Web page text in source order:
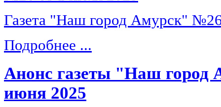
Газета "Наш город Амурск"
Подробнее ...
Анонс газеты "Наш город
июня 2025